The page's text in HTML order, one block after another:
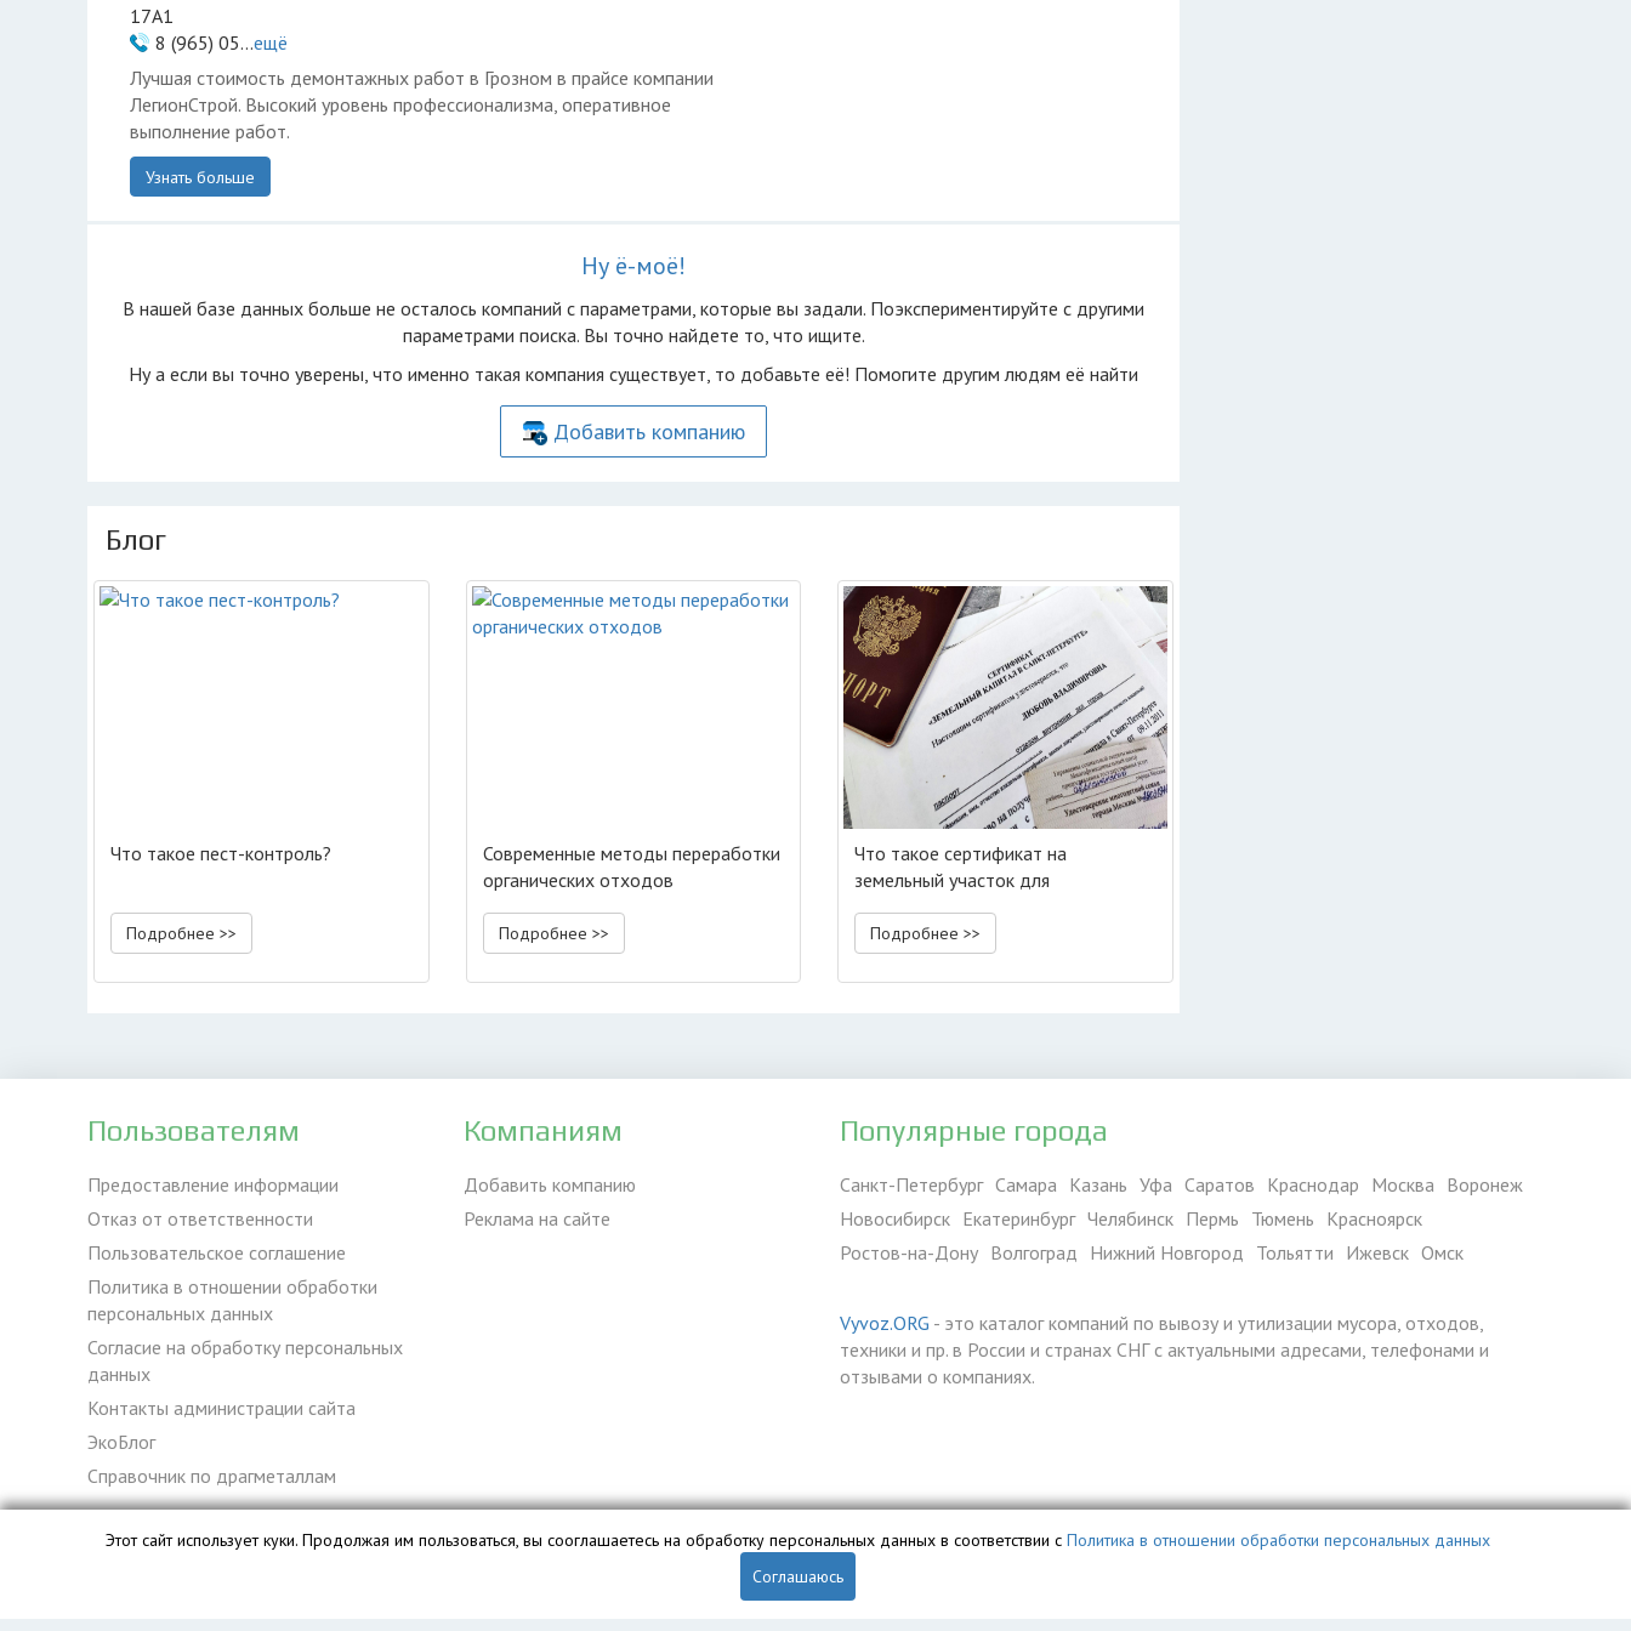
17А1
8 (965) 05...ещё
Лучшая стоимость демонтажных работ в Грозном в прайсе компании
ЛегионСтрой. Высокий уровень профессионализма, оперативное
выполнение работ.
Узнать больше
Ну ё-моё!
В нашей базе данных больше не осталоcь компаний с параметрами, которые вы задали. Поэкспериментируйте с другими
параметрами поиска. Вы точно найдете то, что ищите.
Ну а если вы точно уверены, что именно такая компания существует, то добавьте её! Помогите другим людям её найти
Добавить компанию
Блог
Что такое пест-контроль?
Подробнее >>
Современные методы переработки
органических отходов
Подробнее >>
Что такое сертификат на
земельный участок для
многодетных?
Подробнее >>
Пользователям
Предоставление информации
Отказ от ответственности
Пользовательское соглашение
Политика в отношении обработки
персональных данных
Согласие на обработку персональных
данных
Контакты администрации сайта
ЭкоБлог
Справочник по драгметаллам
Компаниям
Добавить компанию
Реклама на сайте
Популярные города
Санкт-Петербург Самара Казань Уфа Саратов Краснодар Москва Воронеж
Новосибирск Екатеринбург Челябинск Пермь Тюмень Красноярск
Ростов-на-Дону Волгоград Нижний Новгород Тольятти Ижевск Омск
Vyvoz.ORG - это каталог компаний по вывозу и утилизации мусора, отходов,
техники и пр. в России и странах СНГ с актуальными адресами, телефонами и
отзывами о компаниях.
База данных сайта vyvoz.org является интеллектуальной собственностью ООО «Профит» и охраняется законом.
Этот сайт использует куки. Продолжая им пользоваться, вы сооглашаетесь на обработку персональных данных в соответствии с Политика в отношении обработки персональных данных
Соглашаюсь